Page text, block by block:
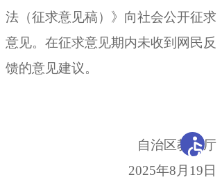
法（征求意见稿） 》 向社会公开征求
意见。 在征求意见期内未收到网民反
馈的意见建议。
自治区教育厅
2025年8月 19 日